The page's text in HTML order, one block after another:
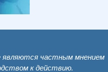
частным мнением
к действию.